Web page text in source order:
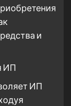
и
ИП
ИП